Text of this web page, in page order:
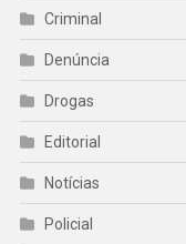
Criminal
Denúncia
Drogas
Editorial
Notícias
Policial